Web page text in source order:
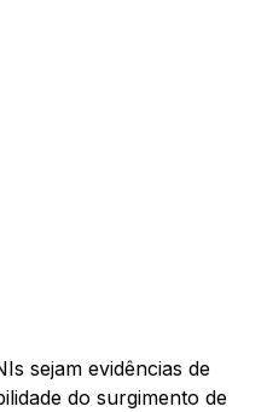
sejam evidências de
do surgimento de